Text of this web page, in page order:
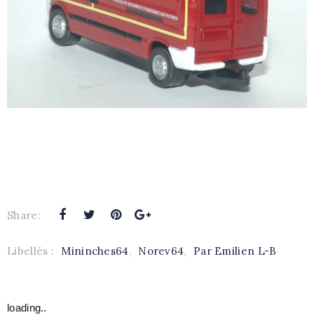
Share:
Libellés : Mininches64, Norev64, Par Emilien L-B
loading..